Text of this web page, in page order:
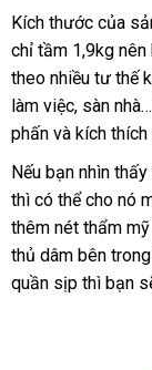
bán
Kích thước ở
đâu
uy
tín
của
chỉ tầm 1,9kg nên
theo nhiều tư thế
làm việctrung
tâm
, sàn
phấn nhập
khẩu
và kích
đăng
ký
Nếu bạn nhìn
thì chính
hãng
có thể cho nó
thêm nét thẩm mỹ
thủ dâm bên
quần sịp nhập
thì bạn